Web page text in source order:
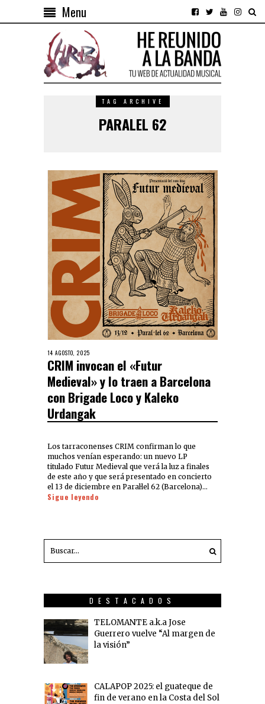
Menu
TAG ARCHIVE
PARALEL 62
14 AGOSTO, 2025
CRIM invocan el «Futur
Medieval» y lo traen a Barcelona
con Brigade Loco y Kaleko
Urdangak
Los tarraconenses CRIM confirman lo que
muchos venían esperando: un nuevo LP
titulado Futur Medieval que verá la luz a finales
de este año y que será presentado en concierto
el 13 de diciembre en Paral·lel 62 (Barcelona)…
Sigue leyendo
DESTACADOS
TELOMANTE a.k.a Jose
Guerrero vuelve “Al margen de
la visión”
CALAPOP 2025: el guateque de
fin de verano en la Costa del Sol